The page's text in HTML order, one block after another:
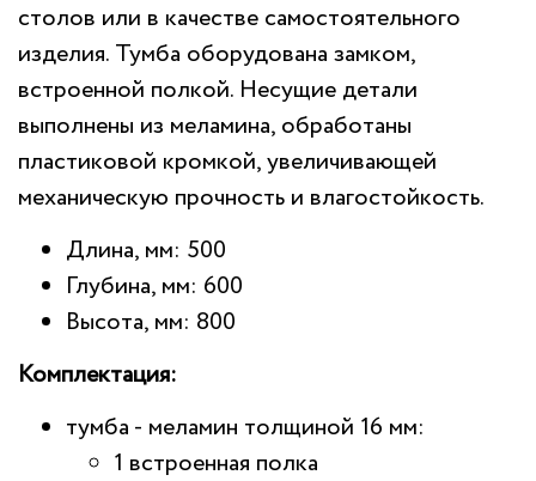
столов или в качестве самостоятельного
изделия. Тумба оборудована замком,
встроенной полкой. Несущие детали
выполнены из меламина, обработаны
пластиковой кромкой, увеличивающей
механическую прочность и влагостойкость.
Длина, мм: 500
Глубина, мм: 600
Высота, мм: 800
Комплектация:
тумба - меламин толщиной 16 мм:
1 встроенная полка